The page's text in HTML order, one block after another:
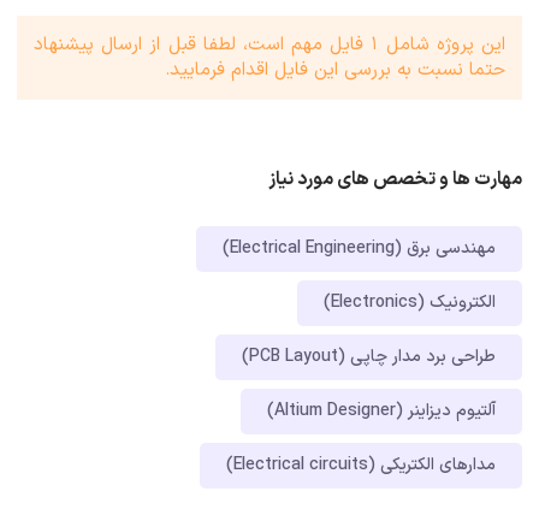
این پروژه شامل 1 فایل مهم است، لطفا قبل از ارسال پیشنهاد
حتما نسبت به بررسی این فایل اقدام فرمایید.
مهارت ها و تخصص های مورد نیاز
مهندسی برق (Electrical Engineering)
الکترونیک (Electronics)
طراحی برد مدار چاپی (PCB Layout)
آلتیوم دیزاینر (Altium Designer)
مدارهای الکتریکی (Electrical circuits)